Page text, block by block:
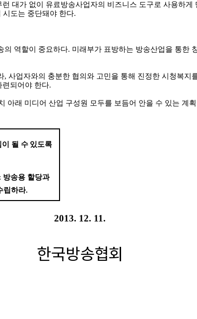
대가 없이 유료방송사업자의 비즈니스 도구로 사용하
시도는 중단돼야 한다.
의 역할이 중요하다. 미래부가 표방하는 방송산업을 통한
, 사업자와의 충분한 협의와 고민을 통해 진정한 시청복지
련되어야 한다.
아래 미디어 산업 구성원 모두를 보듬어 안을 수 있는 계
될 수 있도록
방송용 할당과
립하라.
2013. 12. 11.
한국방송협회